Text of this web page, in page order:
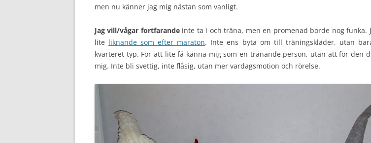
men nu känner jag mig nästan som vanligt.
Jag vill/vågar fortfarandeinte ta i och träna, men en promenad borde nog funka.
lite liknande som efter maraton. Inte ens byta om till träningskläder, utan
kvarteret typ. För att lite få känna mig som en tränande person, utan att för den
mig. Inte bli svettig, inte flåsig, utan mer vardagsmotion och rörelse.